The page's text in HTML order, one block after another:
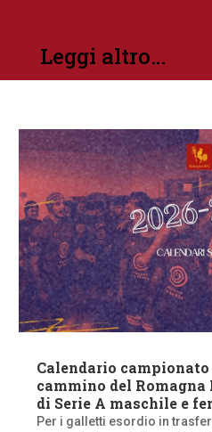
Leggi altro…
Calendario campionato
cammino del
di Serie A maschile e
Per i galletti esordio in